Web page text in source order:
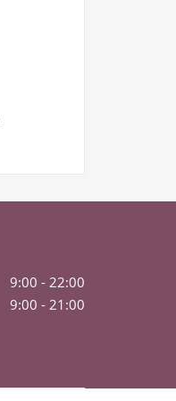
9:00 - 22:00
9:00 - 21:00